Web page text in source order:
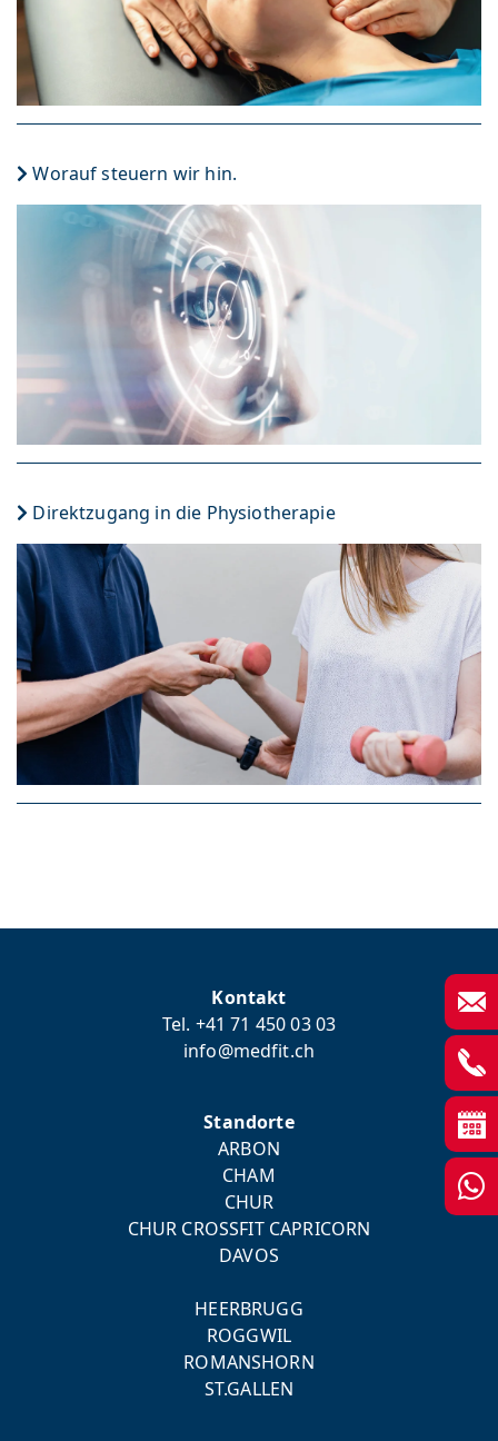
Worauf steuern wir hin.
Direktzugang in die Physiotherapie
Kontakt
Tel. +41 71 450 03 03
info@medfit.ch
Standorte
ARBON
CHAM
CHUR
CHUR CROSSFIT CAPRICORN
DAVOS
HEERBRUGG
ROGGWIL
ROMANSHORN
ST.GALLEN